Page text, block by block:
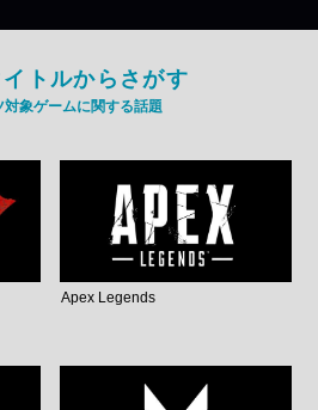
トルからさがす
対象ゲームに関する話題
Apex Legends